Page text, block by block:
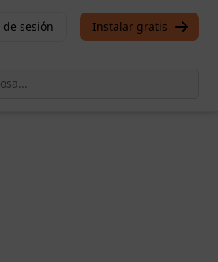
sesión Instalar gratis